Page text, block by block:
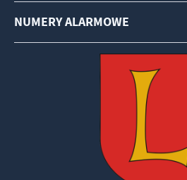
NUMERY ALARMOWE